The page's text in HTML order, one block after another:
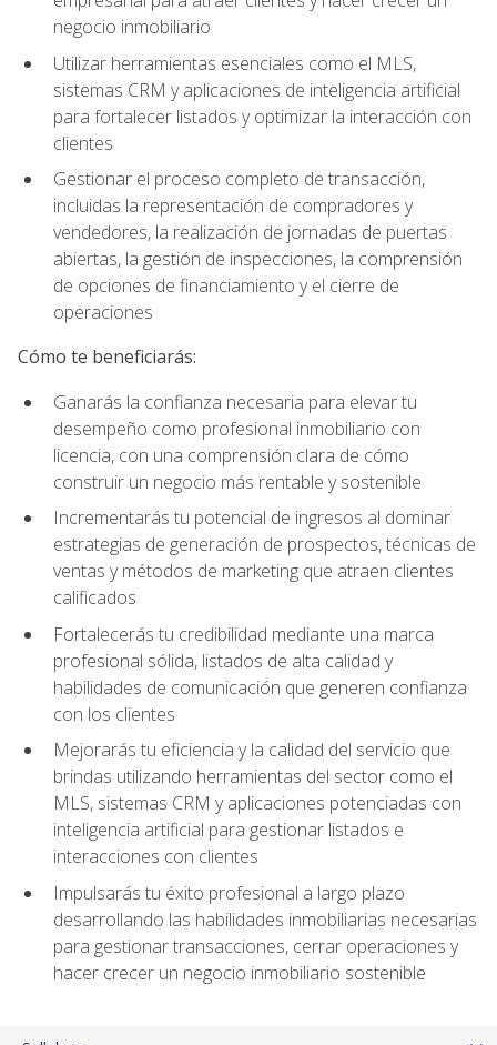
negocio inmobiliario
Utilizar herramientas esenciales como el MLS,
sistemas CRM y aplicaciones de inteligencia artificial
para fortalecer listados y optimizar la interacción con
clientes
Gestionar el proceso completo de transacción,
incluidas la representación de compradores y
vendedores, la realización de jornadas de puertas
abiertas, la gestión de inspecciones, la comprensión
de opciones de financiamiento y el cierre de
operaciones
Cómo te beneficiarás:
Ganarás la confianza necesaria para elevar tu
desempeño como profesional inmobiliario con
licencia, con una comprensión clara de cómo
construir un negocio más rentable y sostenible
Incrementarás tu potencial de ingresos al dominar
estrategias de generación de prospectos, técnicas de
ventas y métodos de marketing que atraen clientes
calificados
Fortalecerás tu credibilidad mediante una marca
profesional sólida, listados de alta calidad y
habilidades de comunicación que generen confianza
con los clientes
Mejorarás tu eficiencia y la calidad del servicio que
brindas utilizando herramientas del sector como el
MLS, sistemas CRM y aplicaciones potenciadas con
inteligencia artificial para gestionar listados e
interacciones con clientes
Impulsarás tu éxito profesional a largo plazo
desarrollando las habilidades inmobiliarias necesarias
para gestionar transacciones, cerrar operaciones y
hacer crecer un negocio inmobiliario sostenible